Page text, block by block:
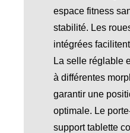
espace fitness
stabilité. Les
intégrées
La selle réglable
à différentes
garantir une
optimale. Le
support tablette